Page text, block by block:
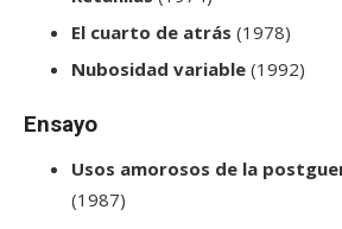
El cuarto de atrás (1978)
Nubosidad variable (1992)
Ensayo
Usos amorosos de la
(1987)